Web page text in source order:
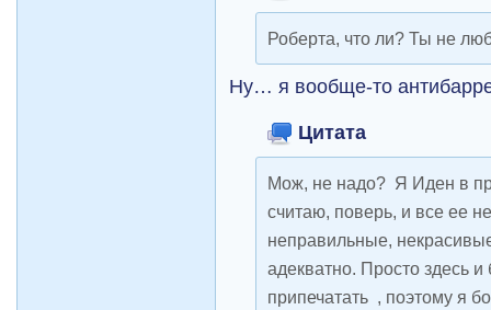
Роберта, что ли? Ты не
Ну… я вообще-то
Цитата
Мож, не надо? Я Иден в
считаю, поверь, и все ее
неправильные,
адекватно. Просто здесь и
припечатать , поэтому я